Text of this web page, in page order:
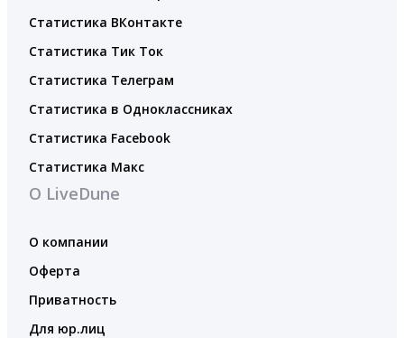
Статистика ВКонтакте
Статистика Тик Ток
Статистика Телеграм
Статистика в Одноклассниках
Статистика Facebook
Статистика Макс
О LiveDune
О компании
Оферта
Приватность
Для юр.лиц